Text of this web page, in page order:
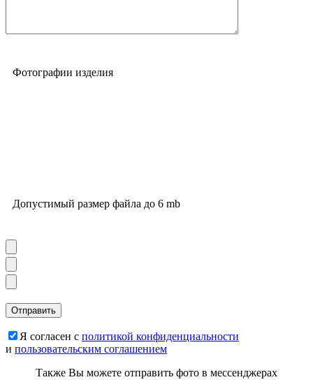
Фотографии изделия
Допустимый размер файла до 6 mb
Я согласен с политикой конфиденциальности
и пользовательским соглашением
Также Вы можете отправить фото в мессенджерах